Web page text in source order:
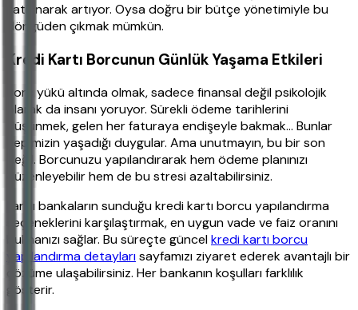
katlanarak artıyor. Oysa doğru bir bütçe yönetimiyle bu
döngüden çıkmak mümkün.
Kredi Kartı Borcunun Günlük Yaşama Etkileri
Borç yükü altında olmak, sadece finansal değil psikolojik
olarak da insanı yoruyor. Sürekli ödeme tarihlerini
düşünmek, gelen her faturaya endişeyle bakmak… Bunlar
hepimizin yaşadığı duygular. Ama unutmayın, bu bir son
değil. Borcunuzu yapılandırarak hem ödeme planınızı
düzenleyebilir hem de bu stresi azaltabilirsiniz.
Farklı bankaların sunduğu kredi kartı borcu yapılandırma
seçeneklerini karşılaştırmak, en uygun vade ve faiz oranını
bulmanızı sağlar. Bu süreçte güncelkredi kartı borcu
yapılandırma detaylarısayfamızı ziyaret ederek avantajlı bir
çözüme ulaşabilirsiniz. Her bankanın koşulları farklılık
gösterir.